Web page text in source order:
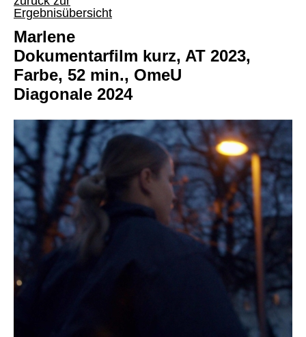
Ergebnisübersicht
Marlene
Dokumentarfilm kurz, AT 2023,
Farbe, 52 min., OmeU
Diagonale 2024